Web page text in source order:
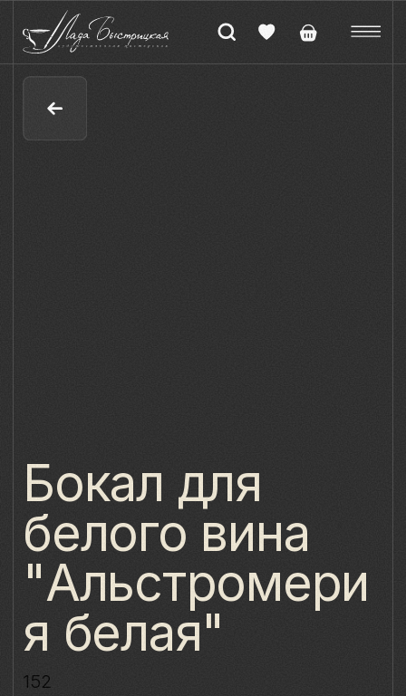
"Альстромери
я белая"
152
9500,00
Купить
Описание